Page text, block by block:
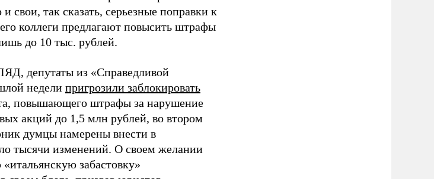
свои, так сказать, серьезные поправки к
коллеги предлагают повысить штрафы
до 10 тыс. рублей.
депутаты из «Справедливой
недели пригрозили заблокировать
повышающего штрафы за нарушение
акций до 1,5 млн рублей, во втором
думцы намерены внести в
тысячи изменений. О своем желании
забастовку»